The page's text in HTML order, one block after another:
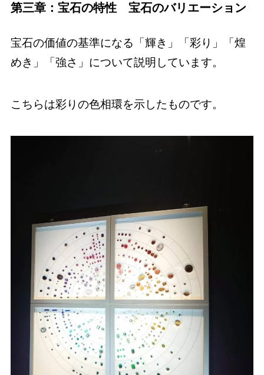
第三章：宝石の特性 宝石のバリエーション
宝石の価値の基準になる「輝き」「彩り」「煌
めき」「強さ」について説明しています。
こちらは彩りの色相環を示したものです。